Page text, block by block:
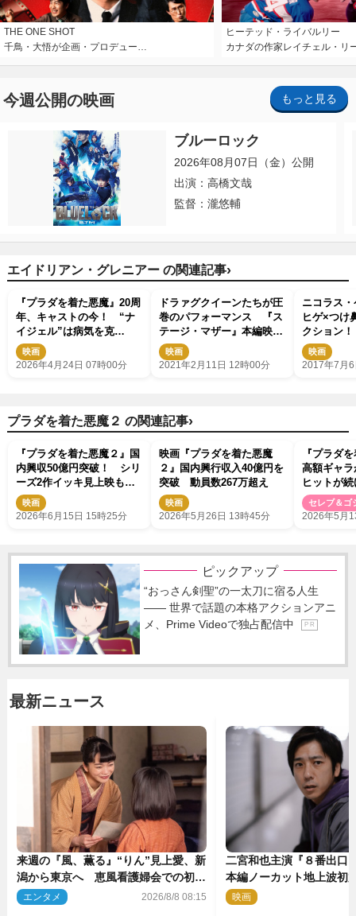
THE ONE SHOT
千鳥・大悟が企画・プロデュー…
ヒーテッド・ライバルリー
カナダの作家レイチェル・リ
今週公開の映画 もっと見る
ブルーロック
2026年08月07日（金）公開
出演：高橋文哉
監督：瀧悠輔
エイドリアン・グレニアー の関連記事›
『プラダを着た悪魔』20周
年、キャストの今！ “ナ
イジェル”は病気を克
服、“アンディの彼氏”はま
さかの転身
映画
2026年4月24日 07時00分
ドラァグクイーンたちが圧
巻のパフォーマンス 『ス
テージ・マザー』本編映像
解禁
映画
2021年2月11日 12時00分
ニコラス
ヒゲ×つけ
クション
映画
2017年7月
プラダを着た悪魔２ の関連記事›
『プラダを着た悪魔２』国
内興収50億円突破！ シリ
ーズ2作イッキ見上映も決
定映画
2026年6月15日 15時25分
映画『プラダを着た悪魔
２』国内興行収入40億円を
突破 動員数267万超え
映画
2026年5月26日 13時45分
『プラダ
高額ギャ
ヒットが
の可能性も
セレブ＆ゴ
2026年5月
ピックアップ
“おっさん剣聖”の一太刀に宿る人生
―― 世界で話題の本格アクションアニ
メ、Prime Videoで独占配信中
P R
最新ニュース
来週の『風、薫る』“りん”見上愛、新
潟から東京へ 恵風看護婦会での初仕
事に向かう
エンタメ 2026/8/8 08:15
二宮和也主演『８番出口
本編ノーカット地上波
気監督＆二宮コメント到
映画